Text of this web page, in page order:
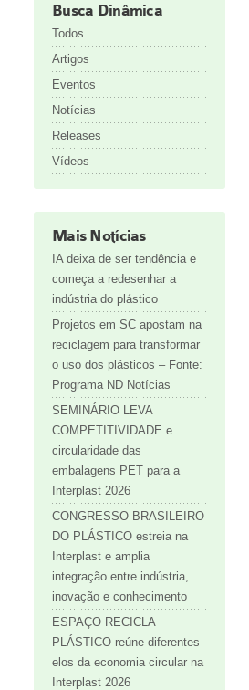
Busca Dinâmica
Todos
Artigos
Eventos
Notícias
Releases
Vídeos
Mais Notícias
IA deixa de ser tendência e
começa a redesenhar a
indústria do plástico
Projetos em SC apostam na
reciclagem para transformar
o uso dos plásticos – Fonte:
Programa ND Notícias
SEMINÁRIO LEVA
COMPETITIVIDADE e
circularidade das
embalagens PET para a
Interplast 2026
CONGRESSO BRASILEIRO
DO PLÁSTICO estreia na
Interplast e amplia
integração entre indústria,
inovação e conhecimento
ESPAÇO RECICLA
PLÁSTICO reúne diferentes
elos da economia circular na
Interplast 2026